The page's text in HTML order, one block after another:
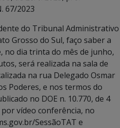
67/2023
do Tribunal Administrativo
Grosso do Sul, faço saber a
no dia trinta do mês de junho,
será realizada na sala de
na rua Delegado Osmar
Poderes, e nos termos do
no DOE n. 10.770, de 4
vídeo conferência, no
SessãoTAT e